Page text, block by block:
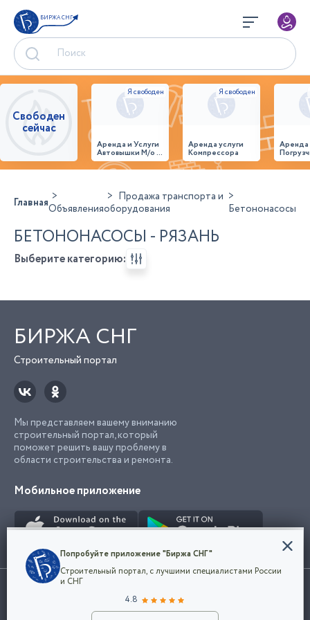
БИРЖА СНГ
Свободен
сейчас
Аренда и Услуги
Автовышки М/о г.
Домодедово
26,28,32 место
Аренда услуги
Компрессора
ГлавнаяОбъявления
Продажа транспорта и
оборудования
Бетононасосы
БЕТОНОНАСОСЫ - РЯЗАНЬ
Выберите категорию:
БИРЖА СНГ
Строительный портал
Мы представляем вашему вниманию
строительный портал, который
поможет решить вашу проблему в
области строительства и ремонта.
Мобильное приложение
Использование сайта, в том числе подача объявлений, означает
марки представленные на сайте являются собственностью их
Конфиденциальность
Мы используем файлы cookie, чтобы сделать
наш сайт удобным для каждого
Политикой конфиденциальности компании
Попробуйте приложение "Биржа СНГ"
Строительный портал, с лучшими специалистами России
и СНГ
4.8